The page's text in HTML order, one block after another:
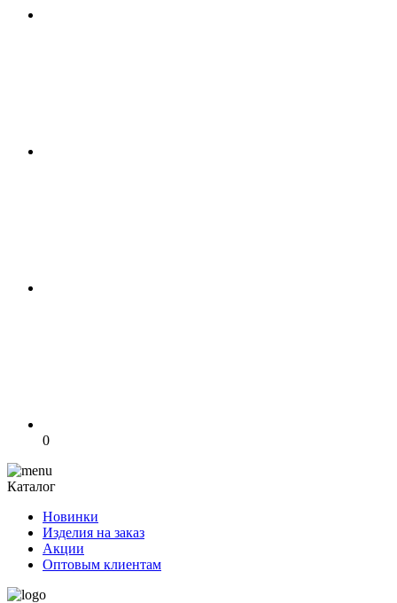
0
Каталог
Новинки
Изделия на заказ
Акции
Оптовым клиентам